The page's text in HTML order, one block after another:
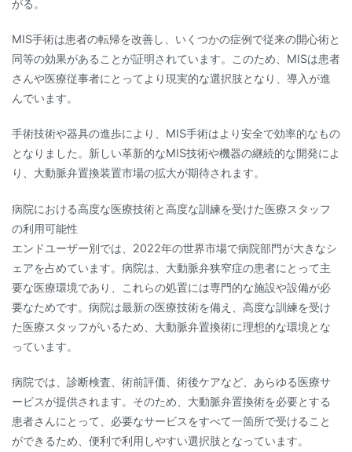
がる。
MIS手術は患者の転帰を改善し、いくつかの症例で従来の開心術と
同等の効果があることが証明されています。このため、MISは患者
さんや医療従事者にとってより現実的な選択肢となり、導入が進
んでいます。
手術技術や器具の進歩により、MIS手術はより安全で効率的なもの
となりました。新しい革新的なMIS技術や機器の継続的な開発によ
り、大動脈弁置換装置市場の拡大が期待されます。
病院における高度な医療技術と高度な訓練を受けた医療スタッフ
の利用可能性
エンドユーザー別では、2022年の世界市場で病院部門が大きなシ
ェアを占めています。病院は、大動脈弁狭窄症の患者にとって主
要な医療環境であり、これらの処置には専門的な施設や設備が必
要なためです。病院は最新の医療技術を備え、高度な訓練を受け
た医療スタッフがいるため、大動脈弁置換術に理想的な環境とな
っています。
病院では、診断検査、術前評価、術後ケアなど、あらゆる医療サ
ービスが提供されます。そのため、大動脈弁置換術を必要とする
患者さんにとって、必要なサービスをすべて一箇所で受けること
ができるため、便利で利用しやすい選択肢となっています。